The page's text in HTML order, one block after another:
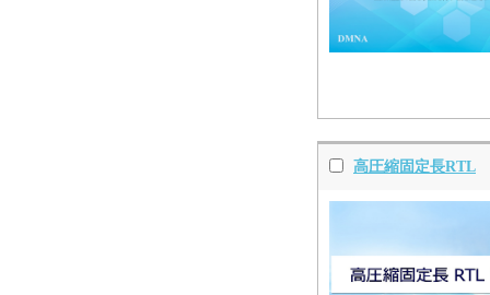
高圧縮固定長RTL